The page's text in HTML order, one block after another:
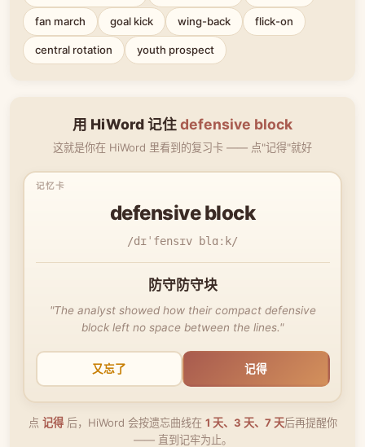
fan march goal kick wing-back flick-on
central rotation youth prospect
用 HiWord 记住defensive block
这就是你在 HiWord 里看到的复习卡 —— 点"记得"就好
defensive block
/dɪˈfensɪv blɑːk/
防守防守块
"The analyst showed how their compact defensive
block left no space between the lines."
又忘了 记得
点 记得后，HiWord 会按遗忘曲线在 1 天、3 天、7 天后再提醒你
—— 直到记牢为止。